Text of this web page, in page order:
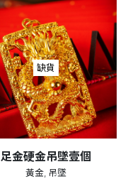
缺貨
足金硬金吊墜壹個
黃金, 吊墜